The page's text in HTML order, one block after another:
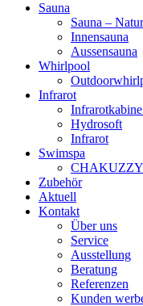
Sauna
Sauna –
Innensauna
Aussensauna
Whirlpool
Infrarot
Hydrosoft
Infrarot
Swimspa
CHAKUZZY
Zubehör
Aktuell
Kontakt
Über uns
Service
Ausstellung
Beratung
Referenzen
Kunden